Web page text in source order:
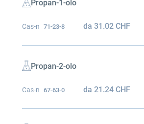
Propan-1-olo
Cas-n 71-23-8 da31.02CHF
Propan-2-olo
Cas-n 67-63-0 da21.24CHF